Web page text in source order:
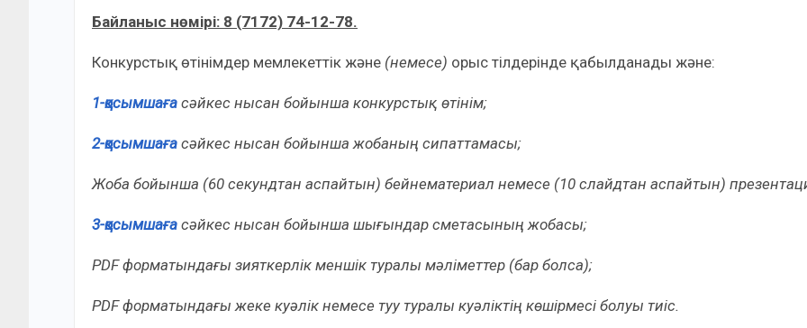
Байланыс нөмірі: 8 (7172) 74-12-78.
Конкурстық өтінімдер мемлекеттік және (немесе) орыс тілдерінде қабылданады және:
1-қосымшаға сәйкес нысан бойынша конкурстық өтінім;
2-қосымшаға сәйкес нысан бойынша жобаның сипаттамасы;
Жоба бойынша (60 секундтан аспайтын) бейнематериал немесе (10 слайдтан аспайтын)
3-қосымшаға сәйкес нысан бойынша шығындар сметасының жобасы;
PDF форматындағы зияткерлік меншік туралы мәліметтер (бар болса);
PDF форматындағы жеке куәлік немесе туу туралы куәліктің көшірмесі болуы тиіс.